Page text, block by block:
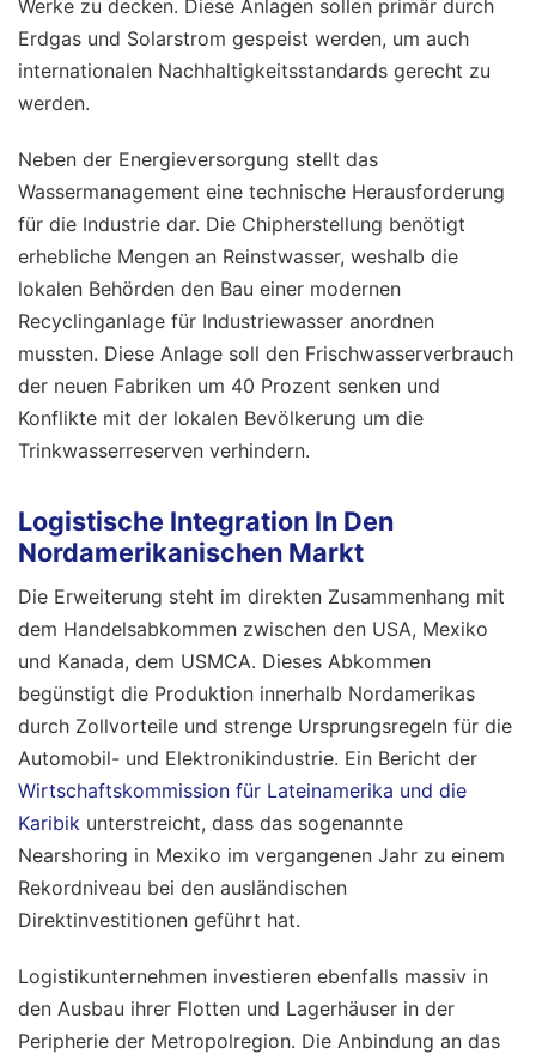
Werke zu decken. Diese Anlagen sollen primär durch
Erdgas und Solarstrom gespeist werden, um auch
internationalen Nachhaltigkeitsstandards gerecht zu
werden.
Neben der Energieversorgung stellt das
Wassermanagement eine technische Herausforderung
für die Industrie dar. Die Chipherstellung benötigt
erhebliche Mengen an Reinstwasser, weshalb die
lokalen Behörden den Bau einer modernen
Recyclinganlage für Industriewasser anordnen
mussten. Diese Anlage soll den Frischwasserverbrauch
der neuen Fabriken um 40 Prozent senken und
Konflikte mit der lokalen Bevölkerung um die
Trinkwasserreserven verhindern.
Logistische Integration In Den
Nordamerikanischen Markt
Die Erweiterung steht im direkten Zusammenhang mit
dem Handelsabkommen zwischen den USA, Mexiko
und Kanada, dem USMCA. Dieses Abkommen
begünstigt die Produktion innerhalb Nordamerikas
durch Zollvorteile und strenge Ursprungsregeln für die
Automobil- und Elektronikindustrie. Ein Bericht der
Wirtschaftskommission für Lateinamerika und die
Karibik unterstreicht, dass das sogenannte
Nearshoring in Mexiko im vergangenen Jahr zu einem
Rekordniveau bei den ausländischen
Direktinvestitionen geführt hat.
Logistikunternehmen investieren ebenfalls massiv in
den Ausbau ihrer Flotten und Lagerhäuser in der
Peripherie der Metropolregion. Die Anbindung an das